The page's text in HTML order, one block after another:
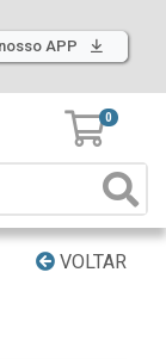
APP
0
VOLTAR